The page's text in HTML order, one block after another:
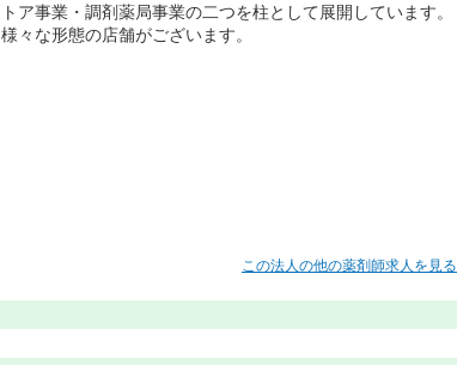
ア事業・調剤薬局事業の二つを柱として展開しています。
々な形態の店舗がございます。
この法人の他の薬剤師求人を見る